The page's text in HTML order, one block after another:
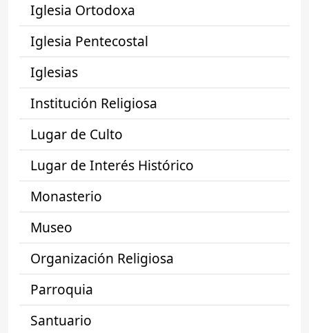
Iglesia Ortodoxa
Iglesia Pentecostal
Iglesias
Institución Religiosa
Lugar de Culto
Lugar de Interés Histórico
Monasterio
Museo
Organización Religiosa
Parroquia
Santuario